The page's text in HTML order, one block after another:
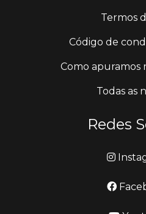
Termos
Código de
Como apuramos
Todas as
Redes